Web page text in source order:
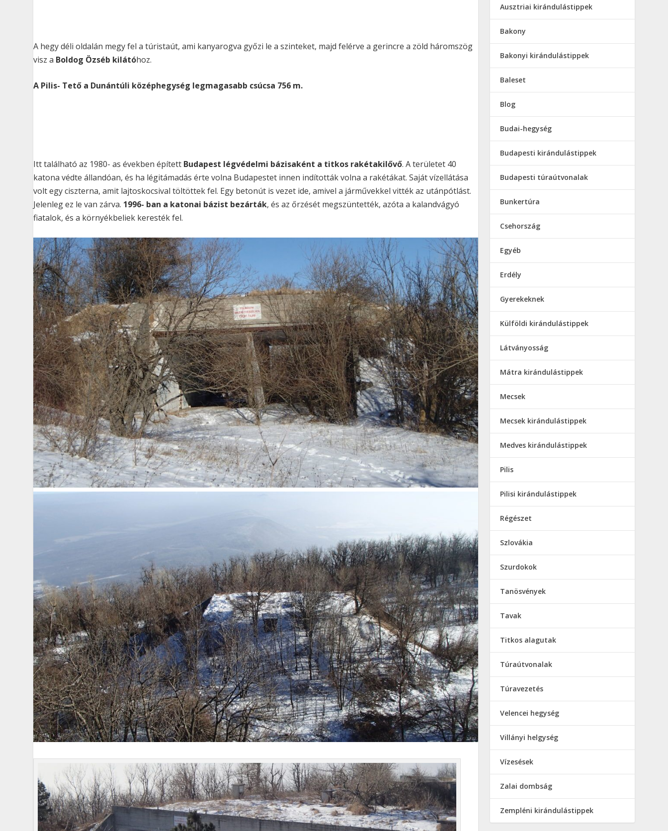
A hegy déli oldalán megy fel a túristaút, ami kanyarogva győzi le a szinteket, majd felérve a gerincre a zöld háromszög
visz a Boldog Özséb kilátóhoz.
A Pilis- Tető a Dunántúli középhegység legmagasabb csúcsa 756 m.
Itt található az 1980- as években épített Budapest légvédelmi bázisaként a titkos rakétakilővő. A területet 40
katona védte állandóan, és ha légitámadás érte volna Budapestet innen indították volna a rakétákat. Saját vízellátása
volt egy ciszterna, amit lajtoskocsival töltöttek fel. Egy betonút is vezet ide, amivel a járművekkel vitték az utánpótlást.
Jelenleg ez le van zárva. 1996- ban a katonai bázist bezárták, és az őrzését megszüntették, azóta a kalandvágyó
fiatalok, és a környékbeliek keresték fel.
Ausztriai kirándulástippek
Bakony
Bakonyi kirándulástippek
Baleset
Blog
Budai-hegység
Budapesti kirándulástippek
Budapesti túraútvonalak
Bunkertúra
Csehország
Egyéb
Erdély
Gyerekeknek
Külföldi kirándulástippek
Látványosság
Mátra kirándulástippek
Mecsek
Mecsek kirándulástippek
Medves kirándulástippek
Pilis
Pilisi kirándulástippek
Régészet
Szlovákia
Szurdokok
Tanösvények
Tavak
Titkos alagutak
Túraútvonalak
Túravezetés
Velencei hegység
Villányi helgység
Vízesések
Zalai dombság
Zempléni kirándulástippek